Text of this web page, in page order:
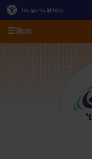
Toegankelijkheid
Menu